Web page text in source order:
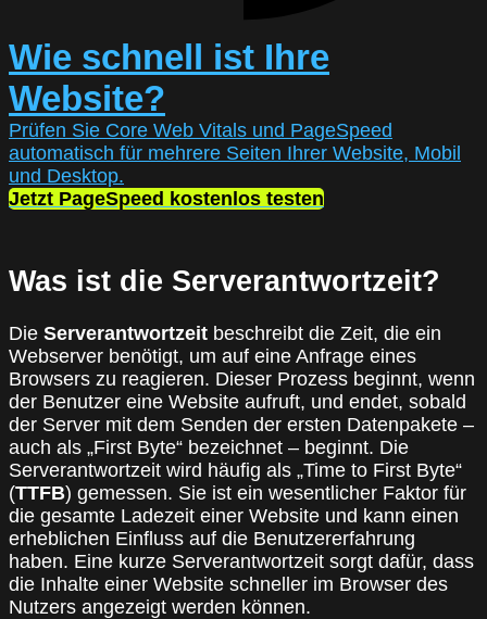
Wie schnell ist Ihre
Website?
Prüfen Sie Core Web Vitals und PageSpeed
automatisch für mehrere Seiten Ihrer Website, Mobil
und Desktop.
Jetzt PageSpeed kostenlos testen
Was ist die Serverantwortzeit?
Die Serverantwortzeit beschreibt die Zeit, die ein
Webserver benötigt, um auf eine Anfrage eines
Browsers zu reagieren. Dieser Prozess beginnt, wenn
der Benutzer eine Website aufruft, und endet, sobald
der Server mit dem Senden der ersten Datenpakete –
auch als „First Byte“ bezeichnet – beginnt. Die
Serverantwortzeit wird häufig als „Time to First Byte“
(TTFB) gemessen. Sie ist ein wesentlicher Faktor für
die gesamte Ladezeit einer Website und kann einen
erheblichen Einfluss auf die Benutzererfahrung
haben. Eine kurze Serverantwortzeit sorgt dafür, dass
die Inhalte einer Website schneller im Browser des
Nutzers angezeigt werden können.